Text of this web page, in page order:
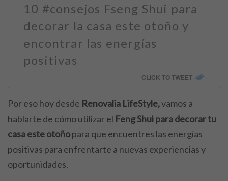
10 #consejos Fseng Shui para
decorar la casa este otoño y
encontrar las energías
positivas
CLICK TO TWEET
Por eso hoy desde Renovalia LifeStyle,vamos a
hablarte de cómo utilizar el Feng Shui para decorar tu
casa este otoñopara que encuentres las energías
positivas para enfrentarte a nuevas experiencias y
oportunidades.